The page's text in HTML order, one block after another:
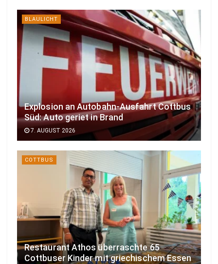
BLAULICHT
Explosion an Autobahn-Ausfahrt Cottbus
Süd: Auto geriet in Brand
7. AUGUST 2026
COTTBUS
Restaurant Athos überraschte 65
Cottbuser Kinder mit griechischem Essen